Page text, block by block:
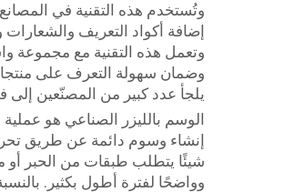
وتُستخدم هذه التقنية في
إضافة أكواد التعريف
وتعمل هذه التقنية مع مجموعة
وضمان سهولة التعرف على
يلجأ عدد كبير من المصنّعين إلى
الوسم بالليزر الصناعي هو
إنشاء وسوم دائمة عن طريق
شيئًا يتطلب طبقات من الحبر أو
وواضحًا لفترة أطول بكثير.